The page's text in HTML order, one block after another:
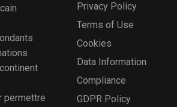
permettre
Privacy Policy
Terms of Use
Cookies
Data Information
Compliance
GDPR Policy